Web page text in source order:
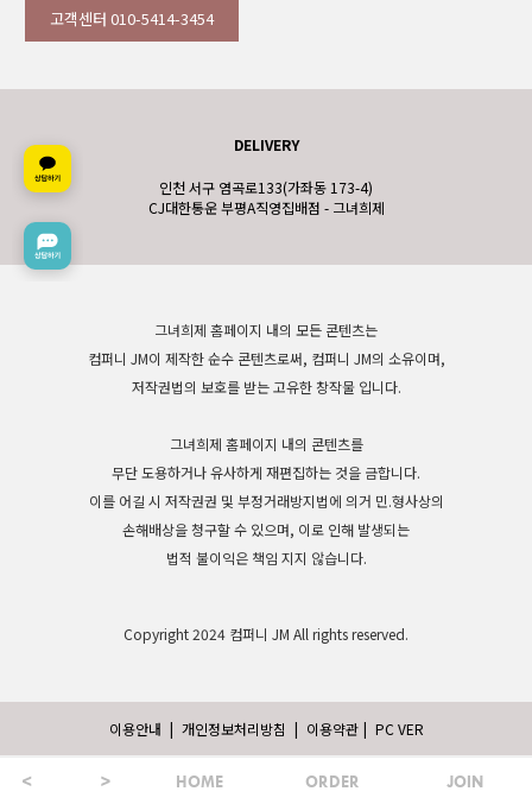
HOME ORDER JOIN
고객센터 010-5414-3454
DELIVERY
인천 서구 염곡로133(가좌동 173-4)
CJ대한통운 부평A직영집배점 - 그녀희제
그녀희제 홈페이지 내의 모든 콘텐츠는
컴퍼니 JM이 제작한 순수 콘텐츠로써, 컴퍼니 JM의 소유이며,
저작권법의 보호를 받는 고유한 창작물 입니다.
그녀희제 홈페이지 내의 콘텐츠를
무단 도용하거나 유사하게 재편집하는 것을 금합니다.
이를 어길 시 저작권권 및 부정거래방지법에 의거 민.형사상의
손해배상을 청구할 수 있으며, 이로 인해 발생되는
법적 불이익은 책임 지지 않습니다.
Copyright 2024 컴퍼니 JM All rights reserved.
이용안내 | 개인정보처리방침 | 이용약관 | PC VER